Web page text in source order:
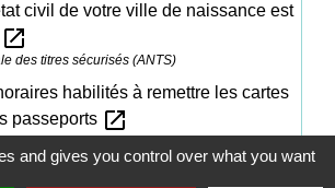
civil de votre ville de naissance est
open_in_new
des titres sécurisés (ANTS)
habilités à remettre les cartes
passeports open_in_new
and gives you control over what you want